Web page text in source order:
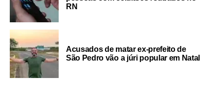
RN
Acusados de matar ex-prefeito de
São Pedro vão a júri popular em Natal